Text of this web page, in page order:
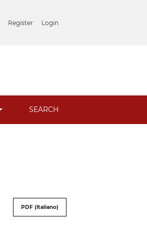
Register Login
SEARCH
PDF (Italiano)